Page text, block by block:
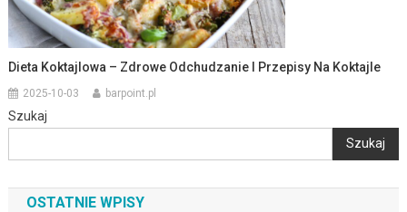
Dieta Koktajlowa – Zdrowe Odchudzanie I Przepisy Na Koktajle
2025-10-03 barpoint.pl
Szukaj
Szukaj
OSTATNIE WPISY